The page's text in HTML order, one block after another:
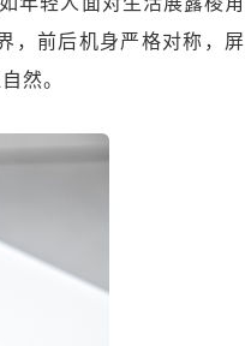
，前后机身严格对称，屏
然。